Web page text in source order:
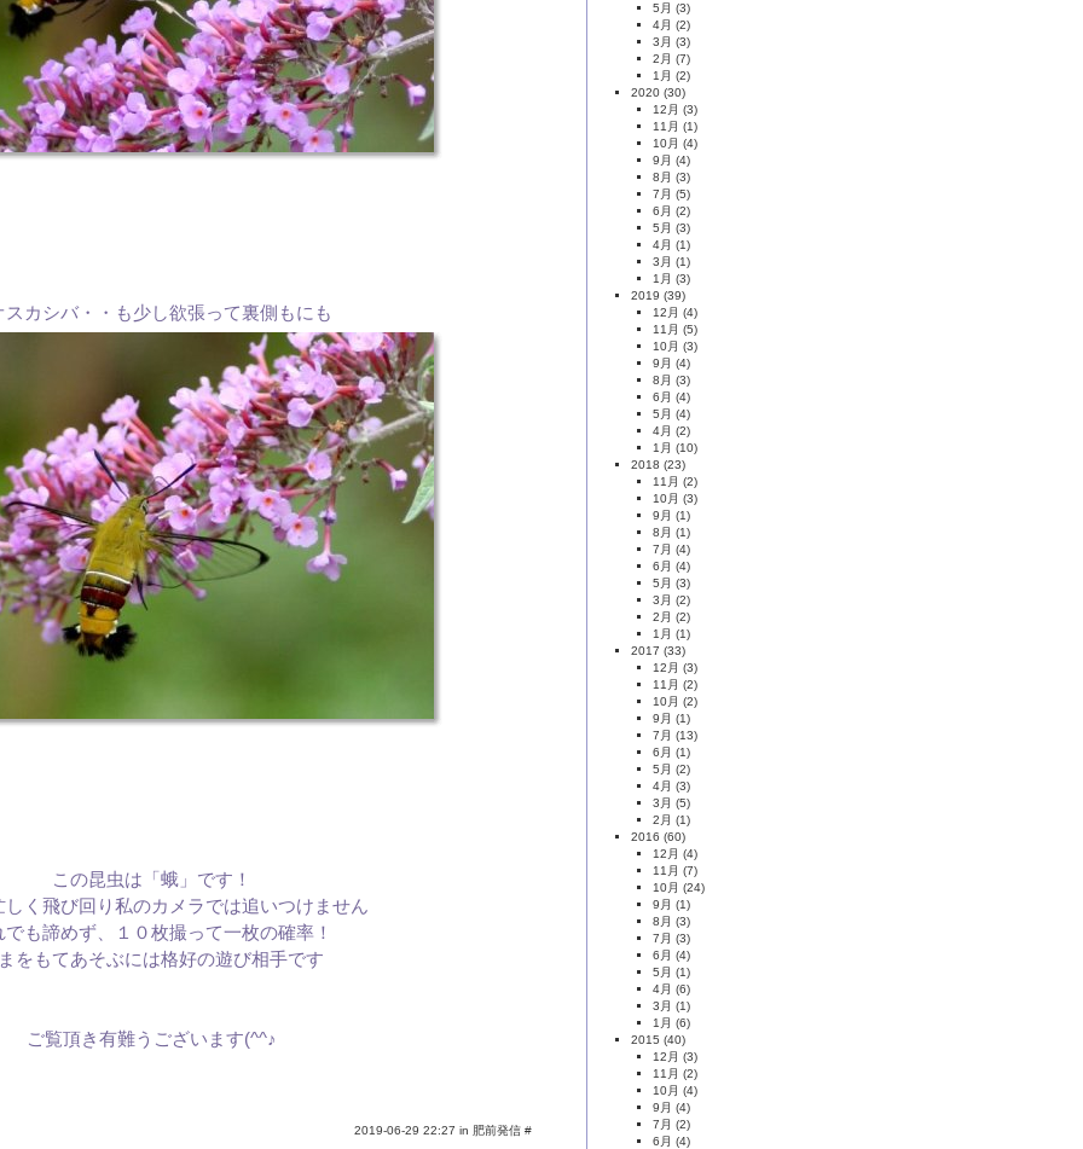
スカシバ・・も少し欲張って裏側もにも
この昆虫は「蛾」です！
しく飛び回り私のカメラでは追いつけません
でも諦めず、１０枚撮って一枚の確率！
をもてあそぶには格好の遊び相手です
ご覧頂き有難うございます(^^♪
2019-06-29 22:27 in 肥前発信 #
5月 (3)
4月 (2)
3月 (3)
2月 (7)
1月 (2)
2020 (30)
12月 (3)
11月 (1)
10月 (4)
9月 (4)
8月 (3)
7月 (5)
6月 (2)
5月 (3)
4月 (1)
3月 (1)
1月 (3)
2019 (39)
12月 (4)
11月 (5)
10月 (3)
9月 (4)
8月 (3)
6月 (4)
5月 (4)
4月 (2)
1月 (10)
2018 (23)
11月 (2)
10月 (3)
9月 (1)
8月 (1)
7月 (4)
6月 (4)
5月 (3)
3月 (2)
2月 (2)
1月 (1)
2017 (33)
12月 (3)
11月 (2)
10月 (2)
9月 (1)
7月 (13)
6月 (1)
5月 (2)
4月 (3)
3月 (5)
2月 (1)
2016 (60)
12月 (4)
11月 (7)
10月 (24)
9月 (1)
8月 (3)
7月 (3)
6月 (4)
5月 (1)
4月 (6)
3月 (1)
1月 (6)
2015 (40)
12月 (3)
11月 (2)
10月 (4)
9月 (4)
7月 (2)
6月 (4)